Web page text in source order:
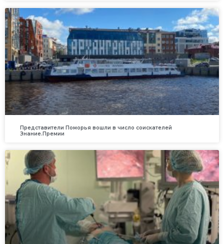
Представители Поморья вошли в число соискателей
Знание.Премии